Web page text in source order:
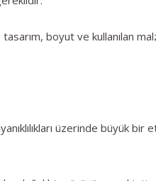
tasarım, boyut ve kullanılan
üzerinde büyük